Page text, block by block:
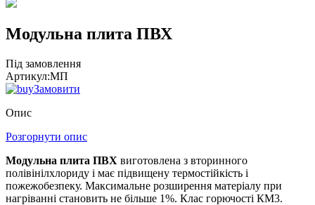
Модульна плита ПВХ
Під замовлення
Артикул:МП
Замовити
Опис
Розгорнути опис
Модульна плита ПВХ виготовлена з вторинного
полівінілхлориду і має підвищену термостійкість і
пожежобезпеку. Максимальне розширення матеріалу при
нагріванні становить не більше 1%. Клас горючості КМ3.